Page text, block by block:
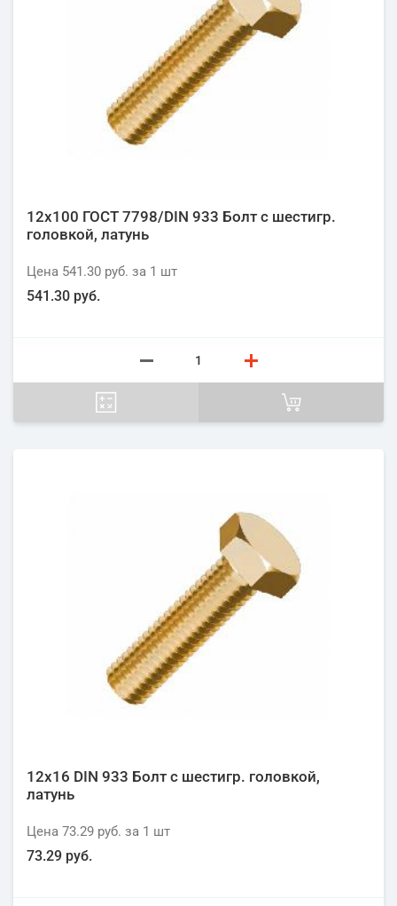
12х100 ГОСТ 7798/DIN 933 Болт с шестигр.
головкой, латунь
Цена 541.30 руб. за 1 шт
541.30 руб.
12х16 DIN 933 Болт с шестигр. головкой,
латунь
Цена 73.29 руб. за 1 шт
73.29 руб.